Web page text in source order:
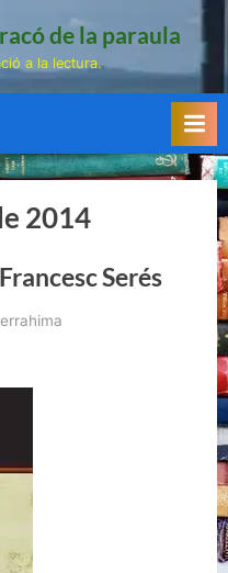
de la paraula
a la lectura.
2014
Serés